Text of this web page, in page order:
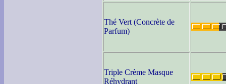
Thé Vert (Concrète de
Parfum)
Triple Crème Masque
Réhydrant